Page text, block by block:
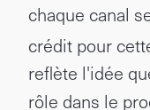
chaque canal
crédit pour
reflète l'idée
rôle dans le